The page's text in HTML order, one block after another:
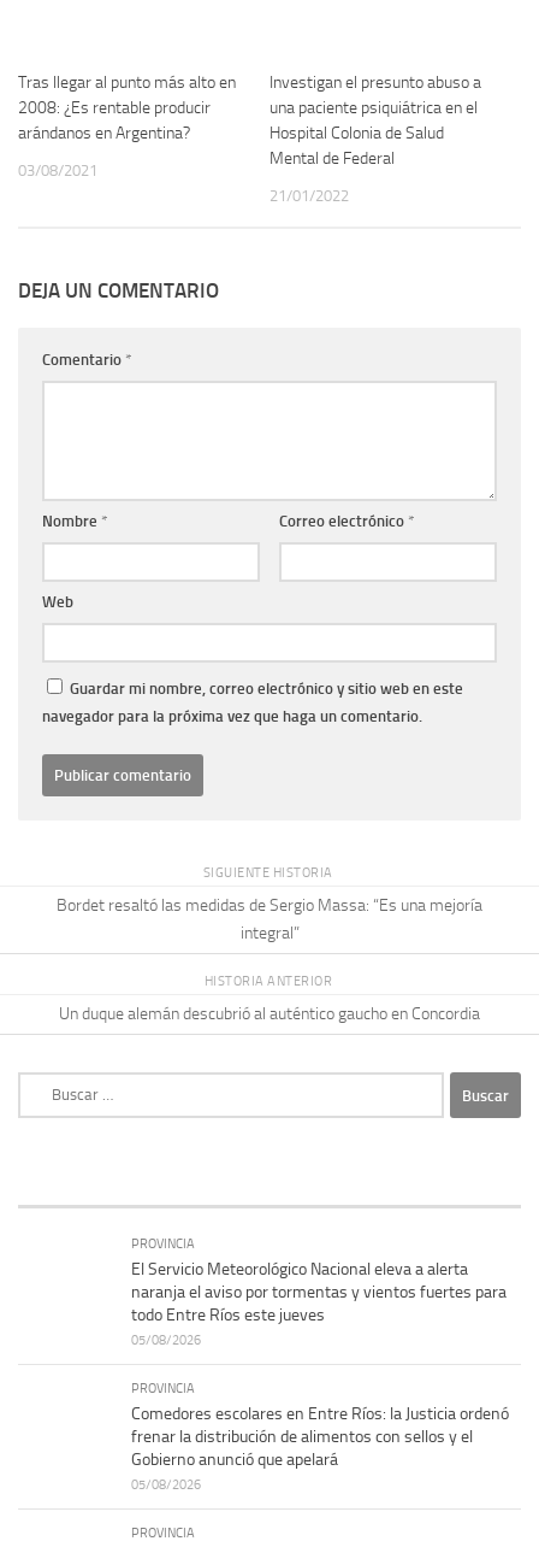
Tras llegar al punto más alto en
2008: ¿Es rentable producir
arándanos en Argentina?
03/08/2021
Investigan el presunto abuso a
una paciente psiquiátrica en el
Hospital Colonia de Salud
Mental de Federal
21/01/2022
DEJA UN COMENTARIO
Comentario *
Nombre * Correo electrónico *
Web
Guardar mi nombre, correo electrónico y sitio web en este
navegador para la próxima vez que haga un comentario.
SIGUIENTE HISTORIA
Bordet resaltó las medidas de Sergio Massa: “Es una mejoría
integral”
HISTORIA ANTERIOR
Un duque alemán descubrió al auténtico gaucho en Concordia
PROVINCIA
El Servicio Meteorológico Nacional eleva a alerta
naranja el aviso por tormentas y vientos fuertes para
todo Entre Ríos este jueves
05/08/2026
PROVINCIA
Comedores escolares en Entre Ríos: la Justicia ordenó
frenar la distribución de alimentos con sellos y el
Gobierno anunció que apelará
05/08/2026
PROVINCIA